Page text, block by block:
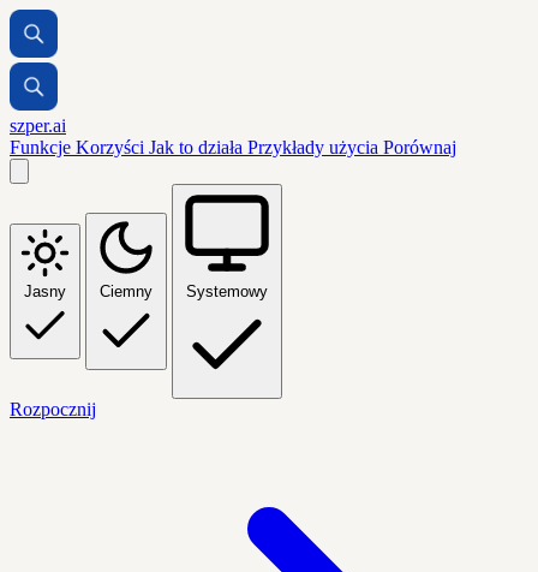
szper.ai
Funkcje Korzyści Jak to działa Przykłady użycia Porównaj
Jasny Ciemny Systemowy
Rozpocznij